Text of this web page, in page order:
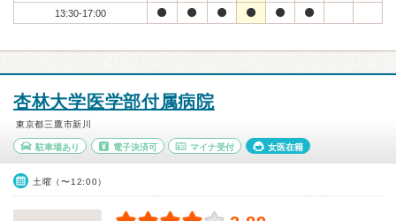
13:30-17:00
杏林大学医学部付属病院
東京都三鷹市新川
駐車場あり 電子決済可 マイナ受付 女医在籍
土曜（〜12:00）